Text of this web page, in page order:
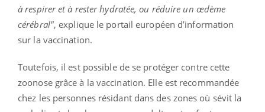
à respirer et à rester hydratée, ou réduire un œdème
cérébral", explique le portail européen d’information
sur la vaccination.
Toutefois, il est possible de se protéger contre cette
zoonose grâce à la vaccination. Elle est recommandée
chez les personnes résidant dans des zones où sévit la